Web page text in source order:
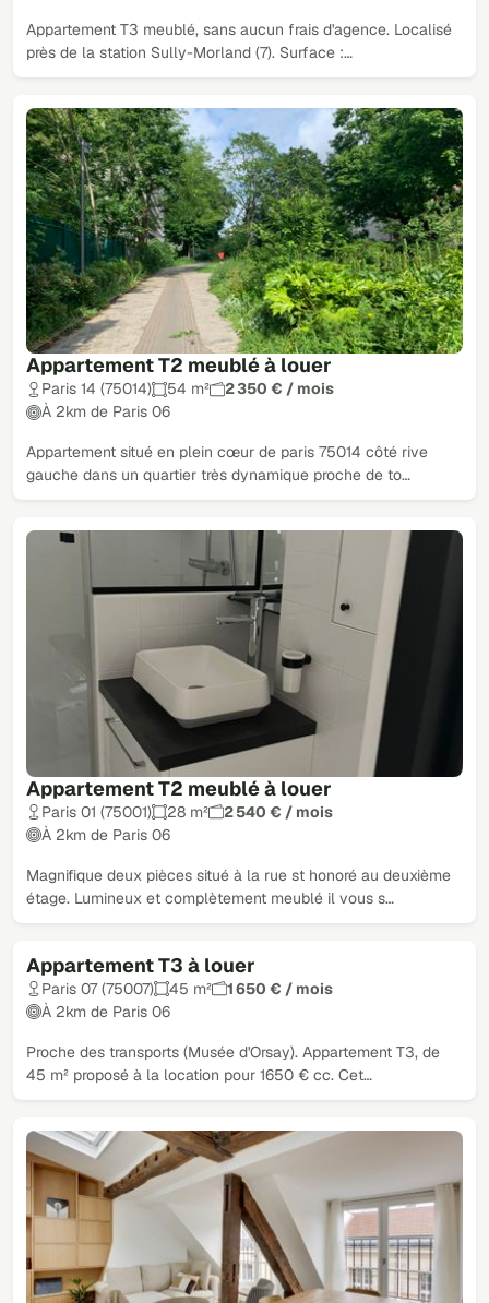
Appartement T3 meublé, sans aucun frais d'agence. Localisé
près de la station Sully-Morland (7). Surface :…
Appartement T2 meublé à louer
Paris 14 (75014) 54 m²
2 350 € / mois
À 2km de Paris 06
Appartement situé en plein cœur de paris 75014 côté rive
gauche dans un quartier très dynamique proche de to…
Appartement T2 meublé à louer
Paris 01 (75001) 28 m²
2 540 € / mois
À 2km de Paris 06
Magnifique deux pièces situé à la rue st honoré au deuxième
étage. Lumineux et complètement meublé il vous s…
Appartement T3 à louer
Paris 07 (75007) 45 m²
1 650 € / mois
À 2km de Paris 06
Proche des transports (Musée d'Orsay). Appartement T3, de
45 m² proposé à la location pour 1650 € cc. Cet…